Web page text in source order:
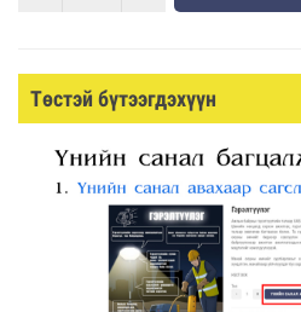
Төстэй бүтээгдэхүүн